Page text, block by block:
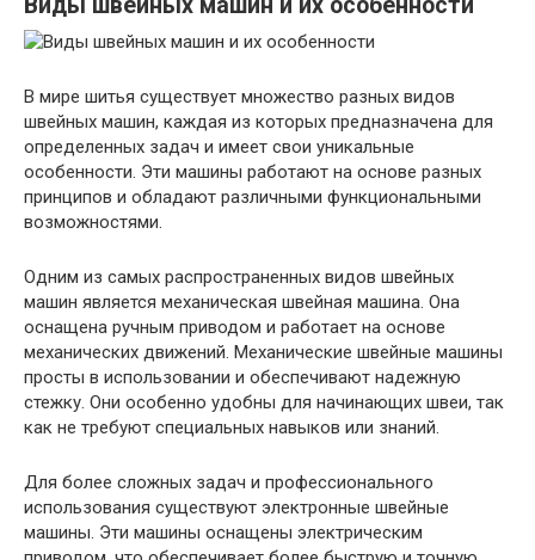
В мире шитья существует множество разных видов
швейных машин, каждая из которых предназначена для
определенных задач и имеет свои уникальные
особенности. Эти машины работают на основе разных
принципов и обладают различными функциональными
возможностями.
Одним из самых распространенных видов швейных
машин является механическая швейная машина. Она
оснащена ручным приводом и работает на основе
механических движений. Механические швейные машины
просты в использовании и обеспечивают надежную
стежку. Они особенно удобны для начинающих швеи, так
как не требуют специальных навыков или знаний.
Для более сложных задач и профессионального
использования существуют электронные швейные
машины. Эти машины оснащены электрическим